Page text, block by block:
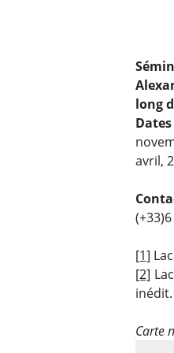
long
avril,
[1]
[2]
inédit.
Carte